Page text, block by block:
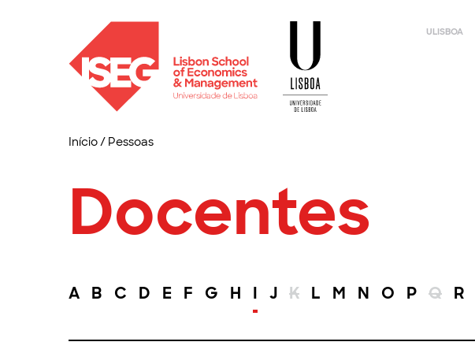
ULISBOA
Início/ Pessoas
Docentes
A B C D E F G H I J K L M N O P Q R